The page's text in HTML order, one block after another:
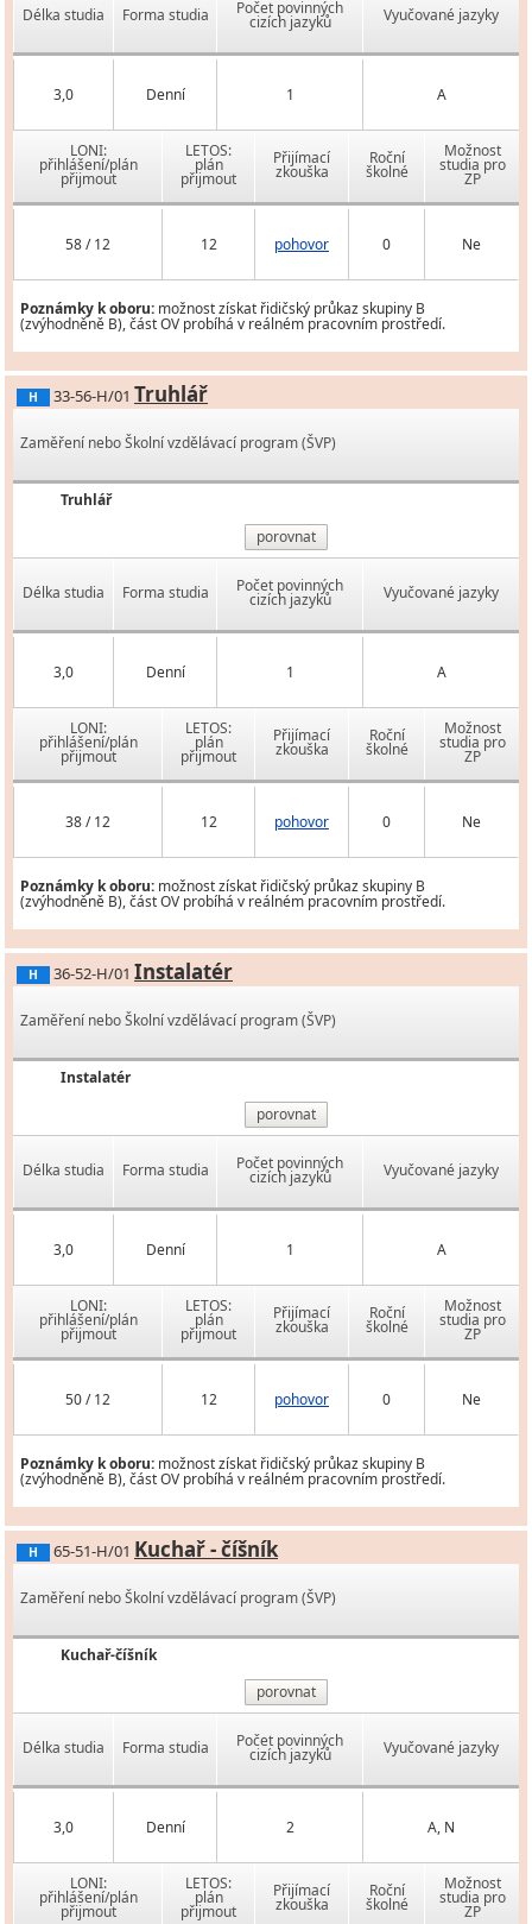
Délka studia Forma studia Počet povinných
cizích jazyků Vyučované jazyky
3,0 Denní 1 A
LONI:
přihlášení/plán
přijmout
LETOS:
plán
přijmout
Přijímací
zkouška
Roční
školné
Možnost
studia pro
ZP
58 / 12 12 pohovor 0 Ne
Poznámky k oboru: možnost získat řidičský průkaz skupiny B
(zvýhodněně B), část OV probíhá v reálném pracovním prostředí.
H 33-56-H/01 Truhlář
Zaměření nebo Školní vzdělávací program (ŠVP)
Truhlář
porovnat
Délka studia Forma studia Počet povinných
cizích jazyků Vyučované jazyky
3,0 Denní 1 A
LONI:
přihlášení/plán
přijmout
LETOS:
plán
přijmout
Přijímací
zkouška
Roční
školné
Možnost
studia pro
ZP
38 / 12 12 pohovor 0 Ne
Poznámky k oboru: možnost získat řidičský průkaz skupiny B
(zvýhodněně B), část OV probíhá v reálném pracovním prostředí.
H 36-52-H/01 Instalatér
Zaměření nebo Školní vzdělávací program (ŠVP)
Instalatér
porovnat
Délka studia Forma studia Počet povinných
cizích jazyků Vyučované jazyky
3,0 Denní 1 A
LONI:
přihlášení/plán
přijmout
LETOS:
plán
přijmout
Přijímací
zkouška
Roční
školné
Možnost
studia pro
ZP
50 / 12 12 pohovor 0 Ne
Poznámky k oboru: možnost získat řidičský průkaz skupiny B
(zvýhodněně B), část OV probíhá v reálném pracovním prostředí.
H 65-51-H/01 Kuchař - číšník
Zaměření nebo Školní vzdělávací program (ŠVP)
Kuchař-číšník
porovnat
Délka studia Forma studia Počet povinných
cizích jazyků Vyučované jazyky
3,0 Denní 2 A, N
LONI:
přihlášení/plán
přijmout
LETOS:
plán
přijmout
Přijímací
zkouška
Roční
školné
Možnost
studia pro
ZP